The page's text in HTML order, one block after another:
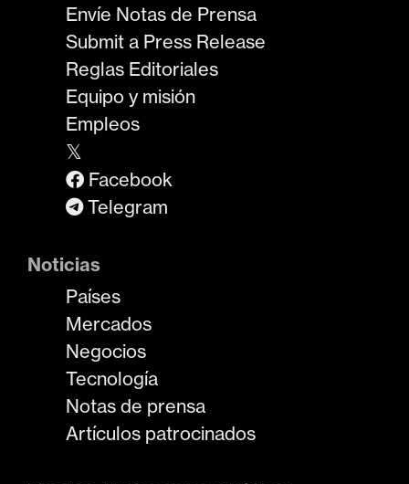
Envíe Notas de Prensa
Submit a Press Release
Reglas Editoriales
Equipo y misión
Empleos
𝕏
Facebook
Telegram
Noticias
Países
Mercados
Negocios
Tecnología
Notas de prensa
Artículos patrocinados